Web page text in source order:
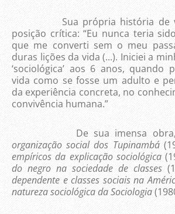
Sua própria história de
posição crítica: “Eu nunca teria
que me converti sem o meu
duras lições da vida (...). Iniciei a
‘sociológica’ aos 6 anos, quando
vida como se fosse um adulto e
da experiência concreta, no
convivência humana.”
De sua imensa obra,
organização social dos Tupinambá
empíricos da explicação sociológica
do negro na sociedade de classes
dependente e classes sociais na
natureza sociológica da Sociologia